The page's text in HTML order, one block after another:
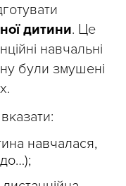
дитини. Це
навчальні
були змушені
навчалася,